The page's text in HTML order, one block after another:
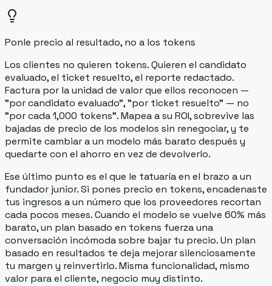
Ponle precio al resultado, no a los tokens
Los clientes no quieren tokens. Quieren el candidato
evaluado, el ticket resuelto, el reporte redactado.
Factura por la unidad de valor que ellos reconocen —
"por candidato evaluado", "por ticket resuelto" — no
"por cada 1,000 tokens". Mapea a su ROI, sobrevive las
bajadas de precio de los modelos sin renegociar, y te
permite cambiar a un modelo más barato después y
quedarte con el ahorro en vez de devolverlo.
Ese último punto es el que le tatuaría en el brazo a un
fundador junior. Si pones precio en tokens, encadenaste
tus ingresos a un número que los proveedores recortan
cada pocos meses. Cuando el modelo se vuelve 60% más
barato, un plan basado en tokens fuerza una
conversación incómoda sobre bajar tu precio. Un plan
basado en resultados te deja mejorar silenciosamente
tu margen y reinvertirlo. Misma funcionalidad, mismo
valor para el cliente, negocio muy distinto.